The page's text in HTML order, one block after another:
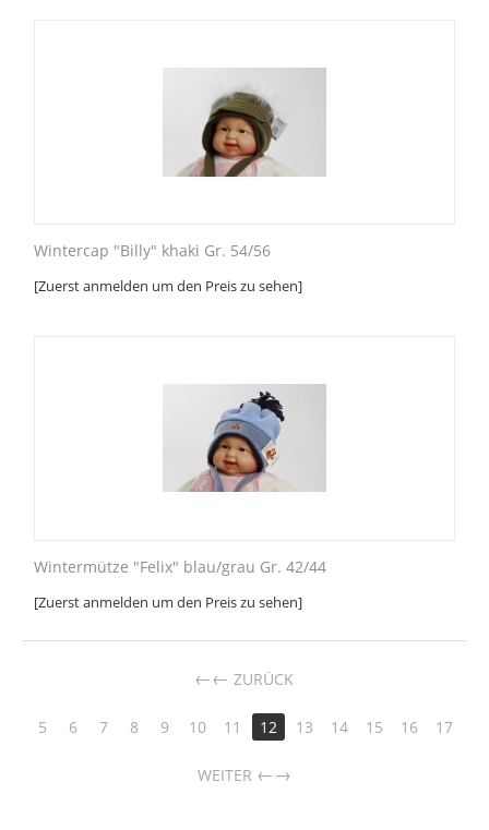
Wintercap "Billy" khaki Gr. 54/56
[Zuerst anmelden um den Preis zu sehen]
Wintermütze "Felix" blau/grau Gr. 42/44
[Zuerst anmelden um den Preis zu sehen]
← ZURÜCK
5 6 7 8 9 10 11 12 13 14 15 16 17
WEITER →